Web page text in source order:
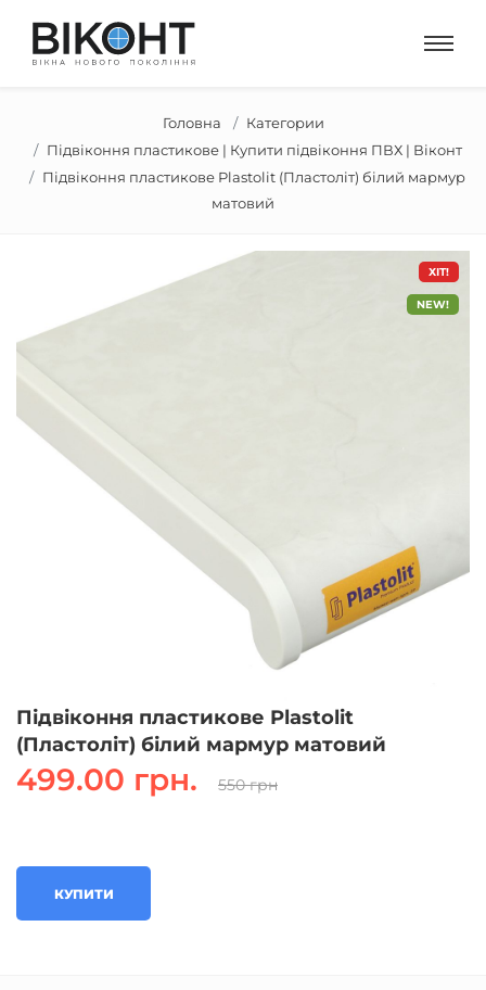
Головна
Категории
Підвіконня пластикове | Купити підвіконня ПВХ | Віконт
Підвіконня пластикове Plastolit (Пластоліт) білий мармур
матовий
ХІТ!
NEW!
Підвіконня пластикове Plastolit
(Пластоліт) білий мармур матовий
499.00 грн. 550 грн
КУПИТИ